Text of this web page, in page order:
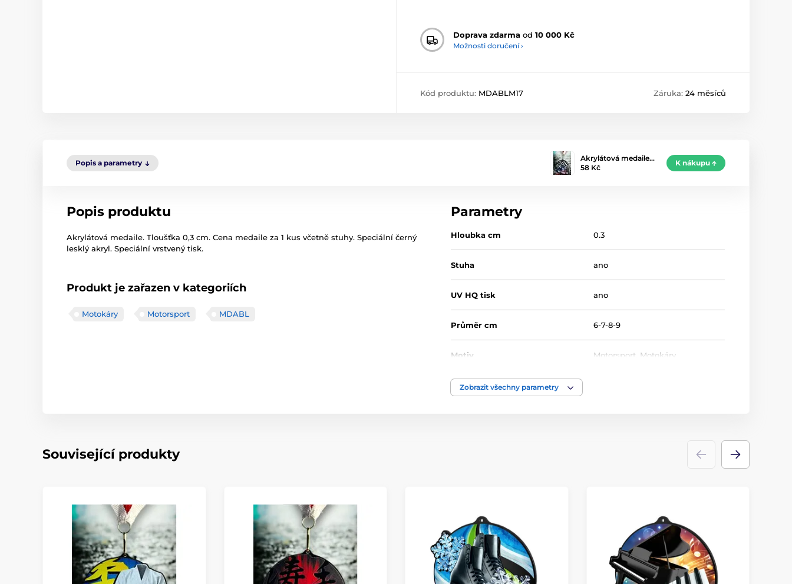
Doprava zdarma od 10 000 Kč
Možnosti doručení ›
Kód produktu: MDABLM17 Záruka: 24 měsíců
Popis a parametry
Akrylátová medaile…
58 Kč
K nákupu
Popis produktu
Akrylátová medaile. Tloušťka 0,3 cm. Cena medaile za 1 kus včetně stuhy. Speciální černý
lesklý akryl. Speciální vrstvený tisk.
Produkt je zařazen v kategoriích
Motokáry Motorsport MDABL
Parametry
Hloubka cm 0.3
Stuha ano
UV HQ tisk ano
Průměr cm 6-7-8-9
Motiv Motorsport Motokáry
Typ ocenění
Zobrazit všechny parametry
Související produkty